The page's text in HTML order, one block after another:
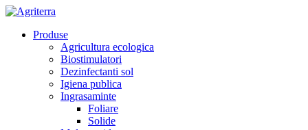
Produse
Agricultura ecologica
Biostimulatori
Dezinfectanti sol
Igiena publica
Ingrasaminte
Foliare
Solide